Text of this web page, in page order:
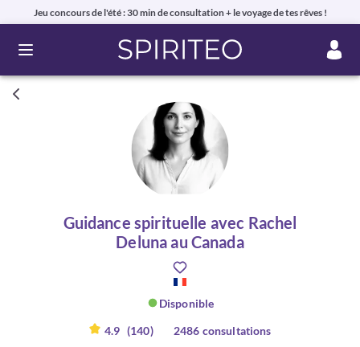
Jeu concours de l'été : 30 min de consultation + le voyage de tes rêves !
Ouvrir le menu
Guidance spirituelle avec Rachel
Deluna au Canada
Disponible
4.9 (140) 2486 consultations